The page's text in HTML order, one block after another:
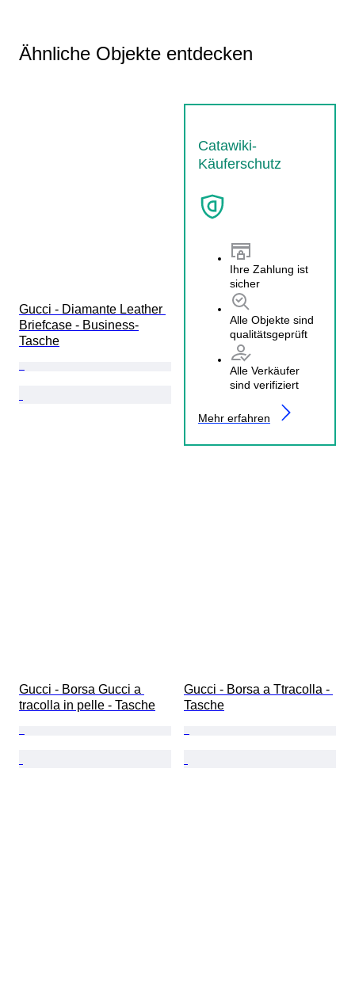
Ähnliche Objekte entdecken
Catawiki-
Käuferschutz
Ihre Zahlung ist
sicher
Alle Objekte sind
qualitätsgeprüft
Alle Verkäufer
sind verifiziert
Mehr erfahren
Gucci - Diamante Leather
Briefcase - Business-
Tasche
Gucci - Borsa Gucci a
tracolla in pelle - Tasche
Gucci - Borsa a Ttracolla -
Tasche